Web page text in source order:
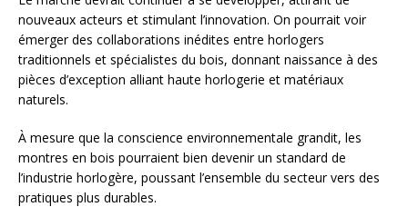
nouveaux acteurs et stimulant l’innovation. On pourrait voir
émerger des collaborations inédites entre horlogers
traditionnels et spécialistes du bois, donnant naissance à des
pièces d’exception alliant haute horlogerie et matériaux
naturels.
À mesure que la conscience environnementale grandit, les
montres en bois pourraient bien devenir un standard de
l’industrie horlogère, poussant l’ensemble du secteur vers des
pratiques plus durables.